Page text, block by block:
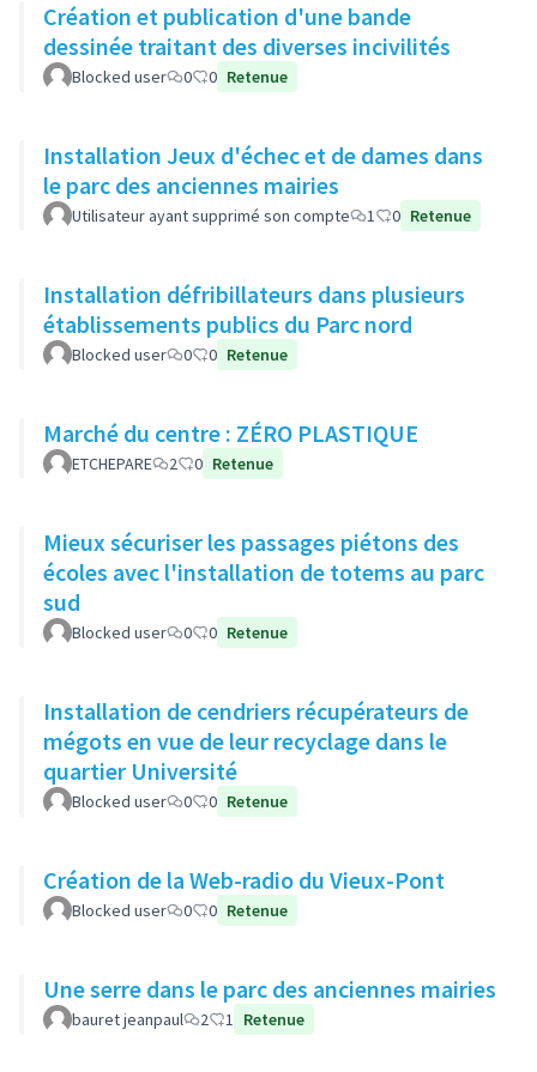
Création et publication d'une bande
dessinée traitant des diverses incivilités
Blocked user 0 0 Retenue
Installation Jeux d'échec et de dames dans
le parc des anciennes mairies
Utilisateur ayant supprimé son compte 1 0 Retenue
Installation défribillateurs dans plusieurs
établissements publics du Parc nord
Blocked user 0 0 Retenue
Marché du centre : ZÉRO PLASTIQUE
ETCHEPARE 2 0 Retenue
Mieux sécuriser les passages piétons des
écoles avec l'installation de totems au parc
sud
Blocked user 0 0 Retenue
Installation de cendriers récupérateurs de
mégots en vue de leur recyclage dans le
quartier Université
Blocked user 0 0 Retenue
Création de la Web-radio du Vieux-Pont
Blocked user 0 0 Retenue
Une serre dans le parc des anciennes mairies
bauret jeanpaul 2 1 Retenue